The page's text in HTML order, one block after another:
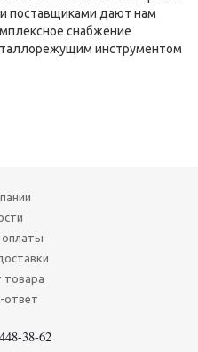
поставщиками дают нам
снабжение
инструментом
оплаты
товара
ответ
38-62